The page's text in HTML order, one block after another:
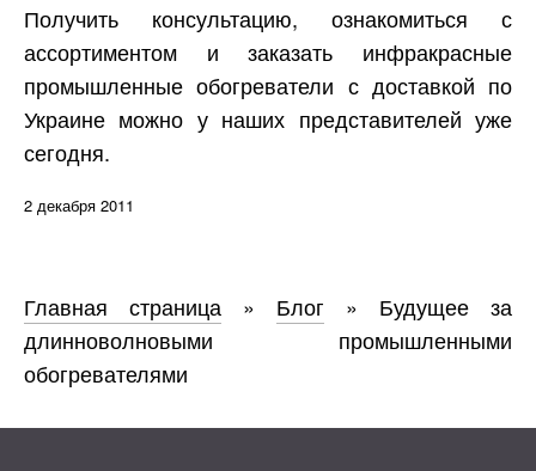
Получить консультацию, ознакомиться с
ассортиментом и заказать инфракрасные
промышленные обогреватели с доставкой по
Украине можно у наших представителей уже
сегодня.
2 декабря 2011
Главная страница » Блог » Будущее за
длинноволновыми промышленными
обогревателями